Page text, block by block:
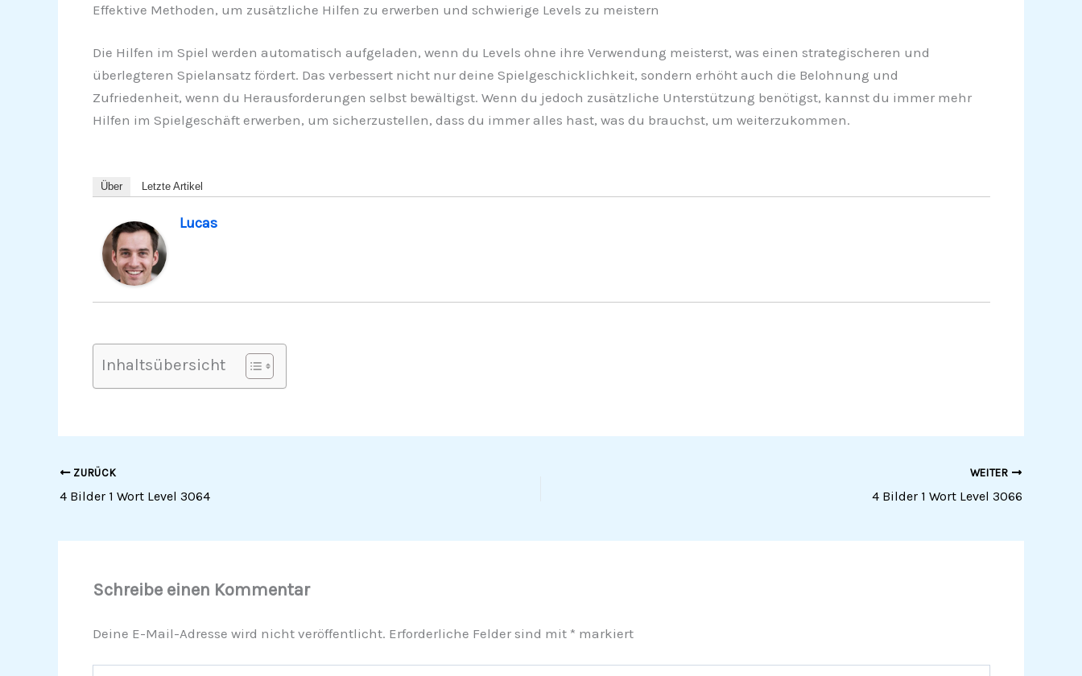
Effektive Methoden, um zusätzliche Hilfen zu erwerben und schwierige Levels zu meistern
Die Hilfen im Spiel werden automatisch aufgeladen, wenn du Levels ohne ihre Verwendung meisterst, was einen strategischeren und
überlegteren Spielansatz fördert. Das verbessert nicht nur deine Spielgeschicklichkeit, sondern erhöht auch die Belohnung und
Zufriedenheit, wenn du Herausforderungen selbst bewältigst. Wenn du jedoch zusätzliche Unterstützung benötigst, kannst du immer mehr
Hilfen im Spielgeschäft erwerben, um sicherzustellen, dass du immer alles hast, was du brauchst, um weiterzukommen.
Über Letzte Artikel
Lucas
Inhaltsübersicht
ZURÜCK
4 Bilder 1 Wort Level 3064
WEITER
4 Bilder 1 Wort Level 3066
Schreibe einen Kommentar
Deine E-Mail-Adresse wird nicht veröffentlicht. Erforderliche Felder sind mit * markiert